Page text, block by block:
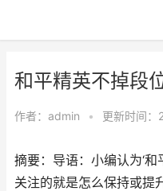
和平精英不掉段
作者： admin • 更新时间
摘要：导语：小编认为‘
关注的就是怎么保持或提